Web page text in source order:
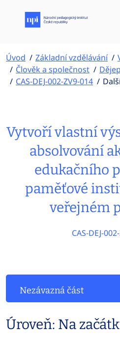
Úvod Základní vzdělávání
Člověk a společnost
CAS-DEJ-002-ZV9-014
Vytvoří vlastní
absolvování
edukačního
paměťové
veřejném
CAS-DEJ-
Nezávazná část
Úroveň: Na